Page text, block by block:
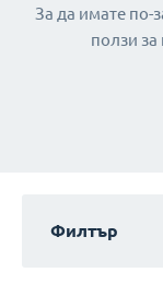
За да имате по-
ползи
Филтър